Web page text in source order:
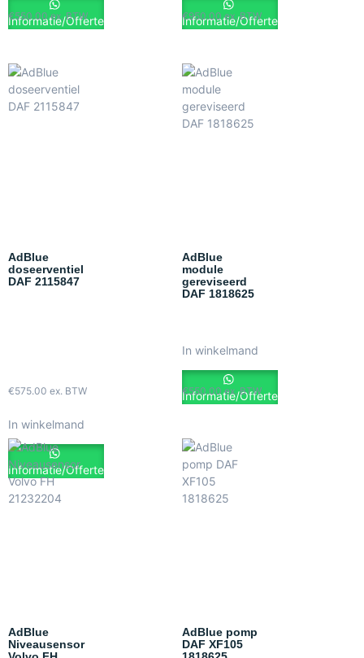
€550.00 ex. BTW
Informatie/Offerte €950.00 ex. BTW
Informatie/Offerte
AdBlue
doseerventiel
DAF 2115847
€575.00 ex. BTW
In winkelmand
Informatie/Offerte
AdBlue
module
gereviseerd
DAF 1818625
€550.00 ex. BTW
In winkelmand
Informatie/Offerte
AdBlue
Niveausensor
AdBlue pomp
DAF XF105